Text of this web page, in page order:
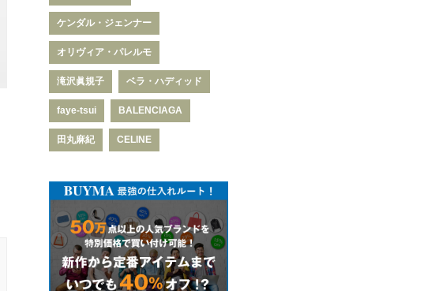
ケンダル・ジェンナー
オリヴィア・パレルモ
滝沢眞規子 ベラ・ハディッド
faye-tsui BALENCIAGA
田丸麻紀 CELINE